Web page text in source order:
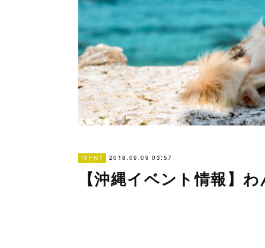
IVENT 2018.09.09 03:57
【沖縄イベント情報】